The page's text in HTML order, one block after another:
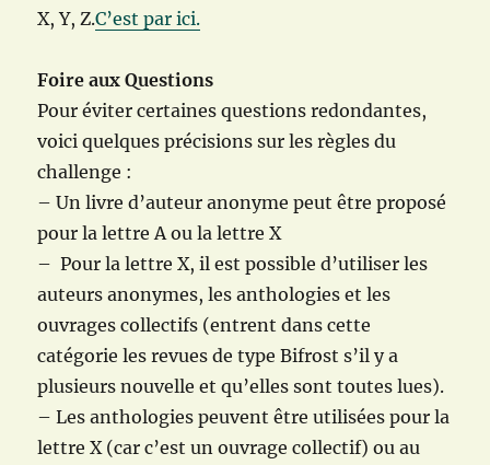
X, Y, Z.C’est par ici.
Foire aux Questions
Pour éviter certaines questions redondantes,
voici quelques précisions sur les règles du
challenge :
– Un livre d’auteur anonyme peut être proposé
pour la lettre A ou la lettre X
– Pour la lettre X, il est possible d’utiliser les
auteurs anonymes, les anthologies et les
ouvrages collectifs (entrent dans cette
catégorie les revues de type Bifrost s’il y a
plusieurs nouvelle et qu’elles sont toutes lues).
– Les anthologies peuvent être utilisées pour la
lettre X (car c’est un ouvrage collectif) ou au